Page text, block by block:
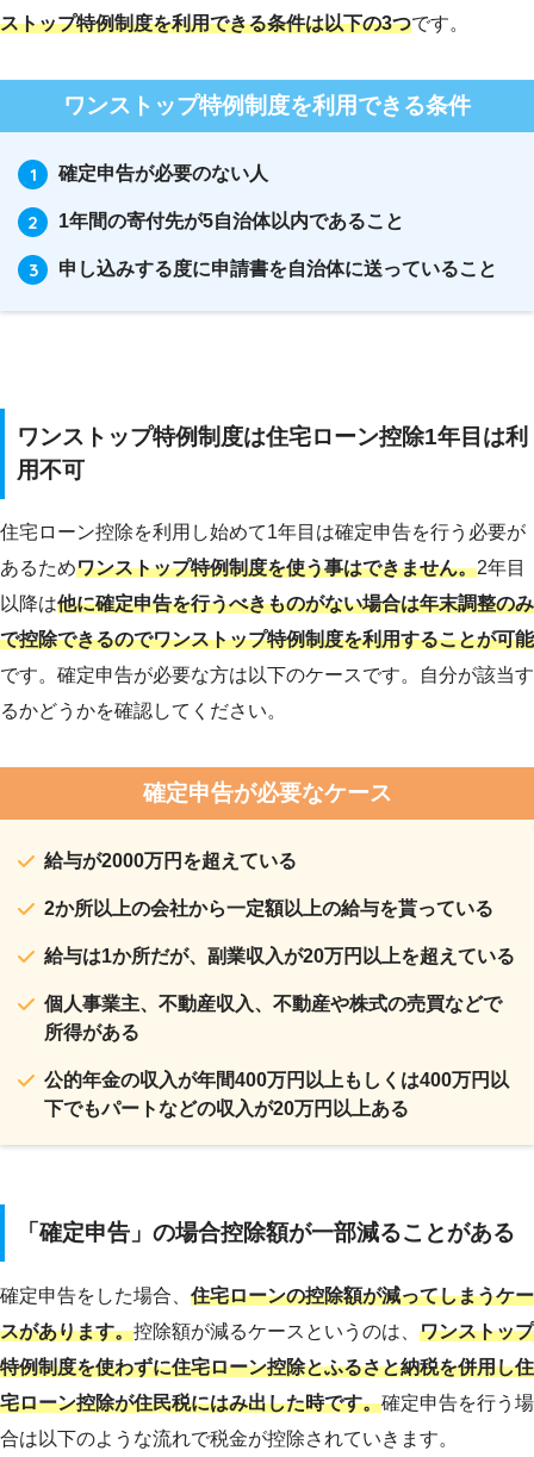
ストップ特例制度を利用できる条件は以下の3つです。
ワンストップ特例制度を利用できる条件
確定申告が必要のない人
1年間の寄付先が5自治体以内であること
申し込みする度に申請書を自治体に送っていること
ワンストップ特例制度は住宅ローン控除1年目は利
用不可
住宅ローン控除を利用し始めて1年目は確定申告を行う必要が
あるためワンストップ特例制度を使う事はできません。2年目
以降は他に確定申告を行うべきものがない場合は年末調整のみ
で控除できるのでワンストップ特例制度を利用することが可能
です。確定申告が必要な方は以下のケースです。自分が該当す
るかどうかを確認してください。
確定申告が必要なケース
給与が2000万円を超えている
2か所以上の会社から一定額以上の給与を貰っている
給与は1か所だが、副業収入が20万円以上を超えている
個人事業主、不動産収入、不動産や株式の売買などで
所得がある
公的年金の収入が年間400万円以上もしくは400万円以
下でもパートなどの収入が20万円以上ある
「確定申告」の場合控除額が一部減ることがある
確定申告をした場合、 住宅ローンの控除額が減ってしまうケー
スがあります。控除額が減るケースというのは、 ワンストップ
特例制度を使わずに住宅ローン控除とふるさと納税を併用し住
宅ローン控除が住民税にはみ出した時です。確定申告を行う場
合は以下のような流れで税金が控除されていきます。